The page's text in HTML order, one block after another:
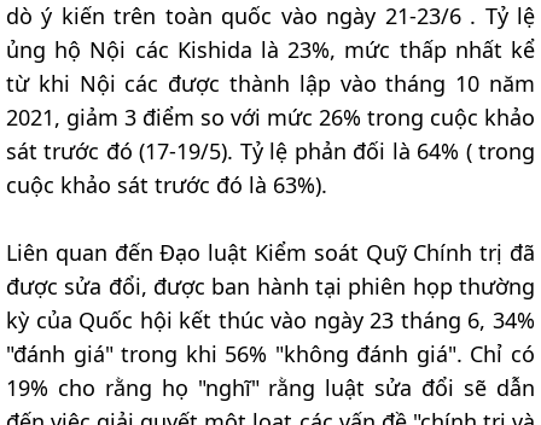
dò ý kiến trên toàn quốc vào ngày 21-23/6 . Tỷ lệ
ủng hộ Nội các Kishida là 23%, mức thấp nhất kể
từ khi Nội các được thành lập vào tháng 10 năm
2021, giảm 3 điểm so với mức 26% trong cuộc khảo
sát trước đó (17-19/5). Tỷ lệ phản đối là 64% ( trong
cuộc khảo sát trước đó là 63%).
Liên quan đến Đạo luật Kiểm soát Quỹ Chính trị đã
được sửa đổi, được ban hành tại phiên họp thường
kỳ của Quốc hội kết thúc vào ngày 23 tháng 6, 34%
"đánh giá" trong khi 56% "không đánh giá". Chỉ có
19% cho rằng họ "nghĩ" rằng luật sửa đổi sẽ dẫn